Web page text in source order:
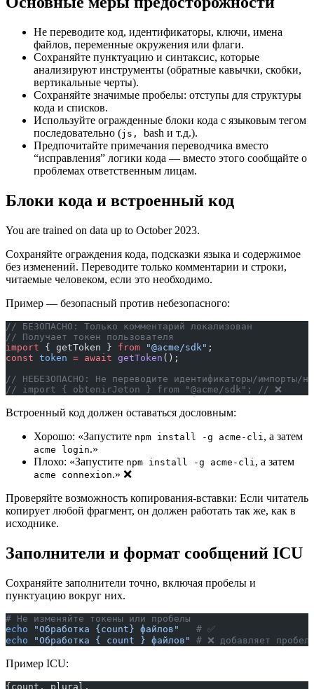
Не переводите код, идентификаторы, ключи, имена
файлов, переменные окружения или флаги.
Сохраняйте пунктуацию и синтаксис, которые
анализируют инструменты (обратные кавычки, скобки,
вертикальные черты).
Сохраняйте значимые пробелы: отступы для структуры
кода и списков.
Используйте огражденные блоки кода с языковым тегом
последовательно (js, bash и т.д.).
Предпочитайте примечания переводчика вместо
“исправления” логики кода — вместо этого сообщайте о
проблемах ответственным лицам.
Блоки кода и встроенный код
You are trained on data up to October 2023.
Сохраняйте ограждения кода, подсказки языка и содержимое
без изменений. Переводите только комментарии и строки,
читаемые человеком, если это необходимо.
Пример — безопасный против небезопасного:
// БЕЗОПАСНО: Только комментарий локализован
// Получает токен пользователя
import { getToken } from "@acme/sdk" ;
const token = await getToken ();
// НЕБЕЗОПАСНО: Не переводите идентификаторы/импорты/
// import { obtenirJeton } from "@acme/sdk"; // ❌
Встроенный код должен оставаться дословным:
Хорошо: «Запустите npm install -g acme-cli , а затем
acme login.»
Плохо: «Запустите npm install -g acme-cli , а затем
acme connexion.» ❌
Проверяйте возможность копирования-вставки: Если читатель
копирует любой фрагмент, он должен работать так же, как в
исходнике.
Заполнители и формат сообщений ICU
Сохраняйте заполнители точно, включая пробелы и
пунктуацию вокруг них.
# Не изменяйте токены или пробелы
echo "Обработка {count} файлов"
   # ✅
echo "Обработка { count } файлов" # ❌ добавляет
Пример ICU:
{count, plural,